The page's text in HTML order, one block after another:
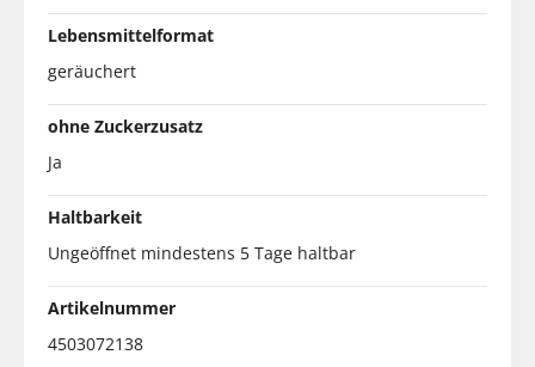
Lebensmittelformat
geräuchert
ohne Zuckerzusatz
Ja
Haltbarkeit
Ungeöffnet mindestens 5 Tage haltbar
Artikelnummer
4503072138